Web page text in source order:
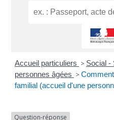
Accueil particuliers > Social -
personnes âgées >
familial (accueil d'une
Question-réponse